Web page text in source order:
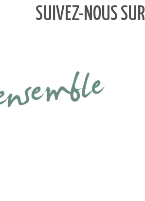
SUIVEZ-NOUS SUR